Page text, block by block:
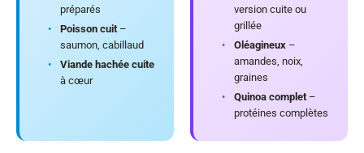
préparés
•
Poisson cuit –
saumon, cabillaud
•
Viande hachée cuite
à cœur
version cuite ou
grillée
•
Oléagineux –
amandes, noix,
graines
•
Quinoa complet –
protéines complètes